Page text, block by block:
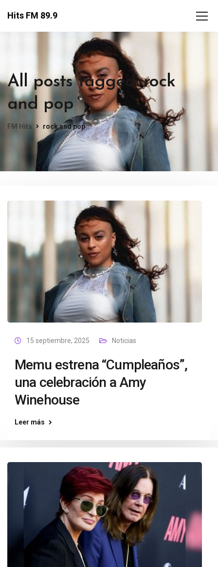
Hits FM 89.9
All posts tagged: rock
and pop
FM Hits rock and pop
15 septiembre, 2025 Noticias
Memu estrena “Cumpleaños”,
una celebración a Amy
Winehouse
Leer más